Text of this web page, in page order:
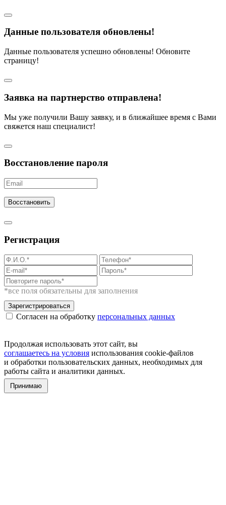
Данные пользователя обновлены!
Данные пользователя успешно обновлены! Обновите
страницу!
Заявка на партнерство отправлена!
Мы уже получили Вашу заявку, и в ближайшее время с Вами
свяжется наш специалист!
Восстановление пароля
Восстановить
Регистрация
*все поля обязательны для заполнения
Зарегистрироваться
Согласен на обработку персональных данных
Продолжая использовать этот сайт, вы
соглашаетесь на условия использования cookie-файлов
и обработки пользовательских данных, необходимых для
работы сайта и аналитики данных.
Принимаю